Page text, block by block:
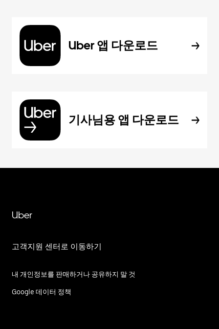
Uber 앱 다운로드
기사님용 앱 다운로드
Uber
고객지원 센터로 이동하기
내 개인정보를 판매하거나 공유하지 말 것
Google 데이터 정책